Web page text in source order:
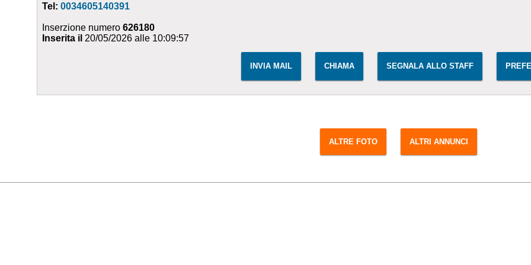
Tel:0034605140391
Inserzione numero626180
Inserita il 20/05/2026 alle 10:09:57
INVIA MAIL CHIAMA SEGNALA ALLO STAFF
ALTRE FOTO ALTRI ANNUNCI